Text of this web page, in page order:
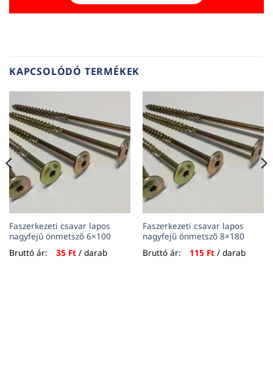
KAPCSOLÓDÓ TERMÉKEK
Faszerkezeti csavar lapos
nagyfejű önmetsző 6×100
Bruttó ár:
35 Ft/ darab
Faszerkezeti csavar lapos
nagyfejű önmetsző 8×180
Bruttó ár:
115 Ft/ darab